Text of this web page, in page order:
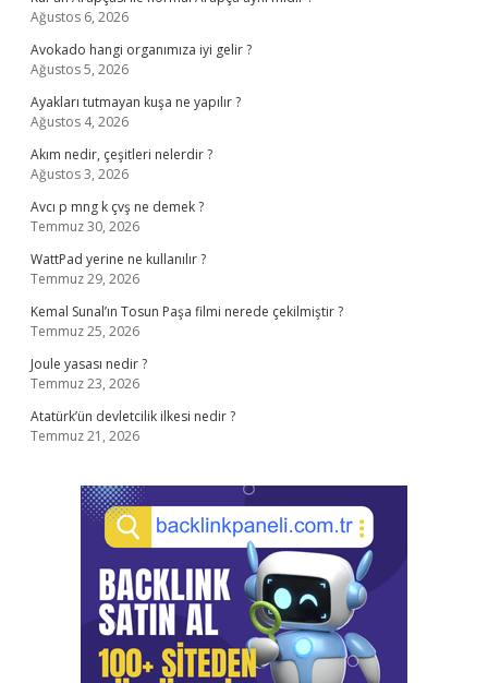
Ağustos 6, 2026
Avokado hangi organımıza iyi gelir ?
Ağustos 5, 2026
Ayakları tutmayan kuşa ne yapılır ?
Ağustos 4, 2026
Akım nedir, çeşitleri nelerdir ?
Ağustos 3, 2026
Avcı p mng k çvş ne demek ?
Temmuz 30, 2026
WattPad yerine ne kullanılır ?
Temmuz 29, 2026
Kemal Sunal’ın Tosun Paşa filmi nerede çekilmiştir ?
Temmuz 25, 2026
Joule yasası nedir ?
Temmuz 23, 2026
Atatürk’ün devletcilik ilkesi nedir ?
Temmuz 21, 2026